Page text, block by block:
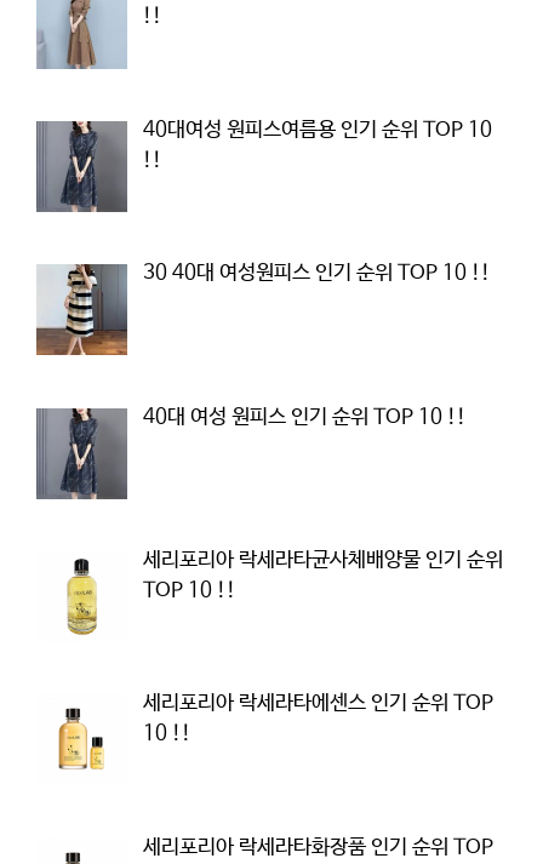
!!
40대여성 원피스여름용 인기 순위 TOP 10
!!
30 40대 여성원피스 인기 순위 TOP 10 !!
40대 여성 원피스 인기 순위 TOP 10 !!
세리포리아 락세라타균사체배양물 인기 순위
TOP 10 !!
세리포리아 락세라타에센스 인기 순위 TOP
10 !!
세리포리아 락세라타화장품 인기 순위 TOP